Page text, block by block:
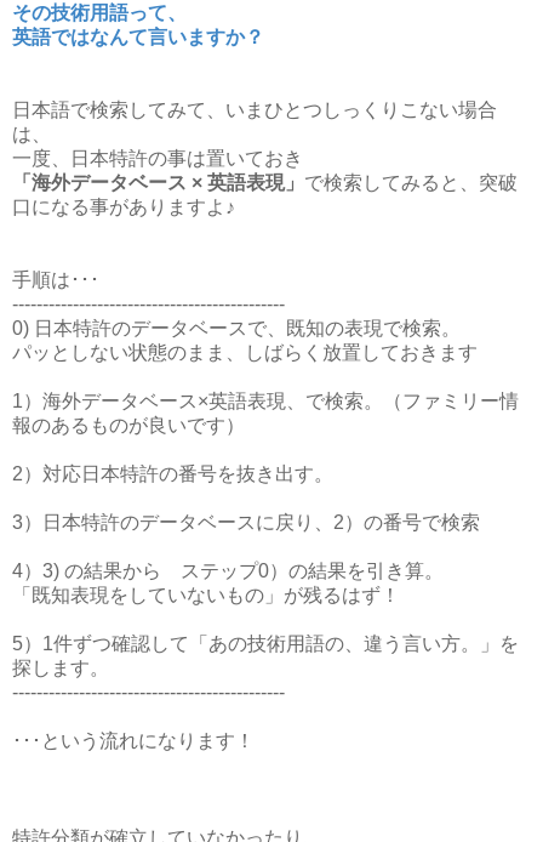
その技術用語って、
英語ではなんて言いますか？
日本語で検索してみて、いまひとつしっくりこない場合
は、
一度、日本特許の事は置いておき
「海外データベース × 英語表現」 で検索してみると、突破
口になる事がありますよ♪
手順は･･･
---------------------------------------------
0) 日本特許のデータベースで、既知の表現で検索。
パッとしない状態のまま、しばらく放置しておきます
1）海外データベース×英語表現、で検索。（ファミリー情
報のあるものが良いです）
2）対応日本特許の番号を抜き出す。
3）日本特許のデータベースに戻り、2）の番号で検索
4）3) の結果から ステップ0）の結果を引き算。
「既知表現をしていないもの」が残るはず！
5）1件ずつ確認して「あの技術用語の、違う言い方。」を
探します。
---------------------------------------------
･･･という流れになります！